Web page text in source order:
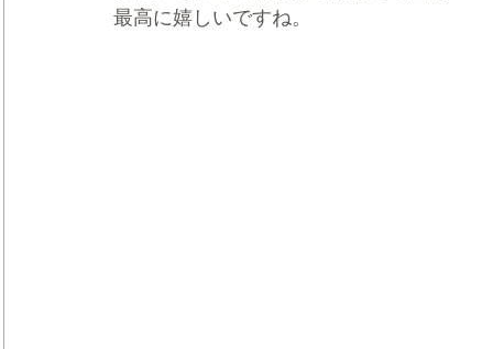
最高に嬉しいですね。